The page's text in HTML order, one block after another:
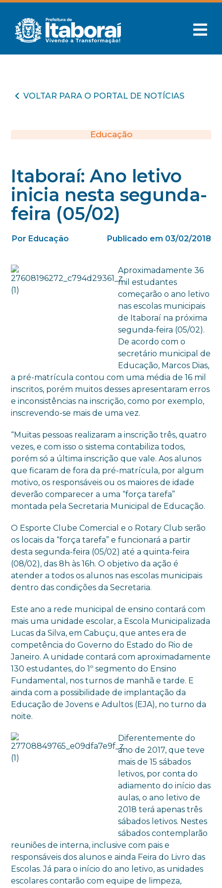
VOLTAR PARA O PORTAL DE NOTÍCIAS
Educação
Itaboraí: Ano letivo
inicia nesta segunda-
feira (05/02)
Por Educação Publicado em 03/02/2018
Aproximadamente 36
mil estudantes
começarão o ano letivo
nas escolas municipais
de Itaboraí na próxima
segunda-feira (05/02).
De acordo com o
secretário municipal de
Educação, Marcos Dias,
a pré-matrícula contou com uma média de 16 mil
inscritos, porém muitos desses apresentaram erros
e inconsistências na inscrição, como por exemplo,
inscrevendo-se mais de uma vez.
“Muitas pessoas realizaram a inscrição três, quatro
vezes, e com isso o sistema contabiliza todos,
porém só a última inscrição que vale. Aos alunos
que ficaram de fora da pré-matrícula, por algum
motivo, os responsáveis ou os maiores de idade
deverão comparecer a uma “força tarefa”
montada pela Secretaria Municipal de Educação.
O Esporte Clube Comercial e o Rotary Club serão
os locais da “força tarefa” e funcionará a partir
desta segunda-feira (05/02) até a quinta-feira
(08/02), das 8h às 16h. O objetivo da ação é
atender a todos os alunos nas escolas municipais
dentro das condições da Secretaria.
Este ano a rede municipal de ensino contará com
mais uma unidade escolar, a Escola Municipalizada
Lucas da Silva, em Cabuçu, que antes era de
competência do Governo do Estado do Rio de
Janeiro. A unidade contará com aproximadamente
130 estudantes, do 1º segmento do Ensino
Fundamental, nos turnos de manhã e tarde. E
ainda com a possibilidade de implantação da
Educação de Jovens e Adultos (EJA), no turno da
noite.
Diferentemente do
ano de 2017, que teve
mais de 15 sábados
letivos, por conta do
adiamento do início das
aulas, o ano letivo de
2018 terá apenas três
sábados letivos. Nestes
sábados contemplarão
reuniões de interna, inclusive com pais e
responsáveis dos alunos e ainda Feira do Livro das
Escolas. Já para o início do ano letivo, as unidades
escolares contarão com equipe de limpeza,